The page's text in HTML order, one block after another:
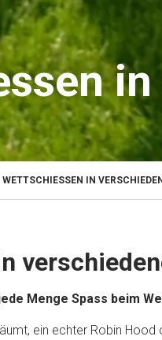
WETTSCHIESSEN IN
Menge Spass beim
ein echter Robin Hood